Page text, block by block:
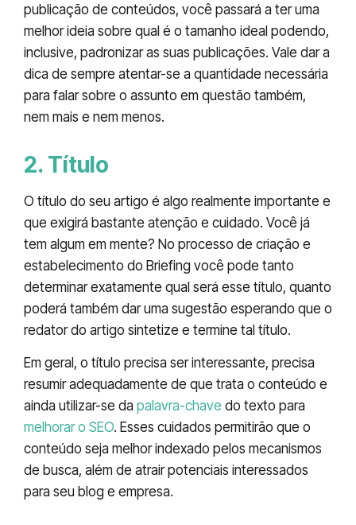
publicação de conteúdos, você passará a ter uma
melhor ideia sobre qual é o tamanho ideal podendo,
inclusive, padronizar as suas publicações. Vale dar a
dica de sempre atentar-se a quantidade necessária
para falar sobre o assunto em questão também,
nem mais e nem menos.
2. Título
O título do seu artigo é algo realmente importante e
que exigirá bastante atenção e cuidado. Você já
tem algum em mente? No processo de criação e
estabelecimento do Briefing você pode tanto
determinar exatamente qual será esse título, quanto
poderá também dar uma sugestão esperando que o
redator do artigo sintetize e termine tal título.
Em geral, o título precisa ser interessante, precisa
resumir adequadamente de que trata o conteúdo e
ainda utilizar-se da palavra-chave do texto para
melhorar o SEO. Esses cuidados permitirão que o
conteúdo seja melhor indexado pelos mecanismos
de busca, além de atrair potenciais interessados
para seu blog e empresa.